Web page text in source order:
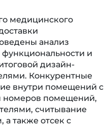
медицинского
анализ
функциональности и
дизайн-
Конкурентные
внутри помещений с
номеров помещений,
считывание
а также отсек с